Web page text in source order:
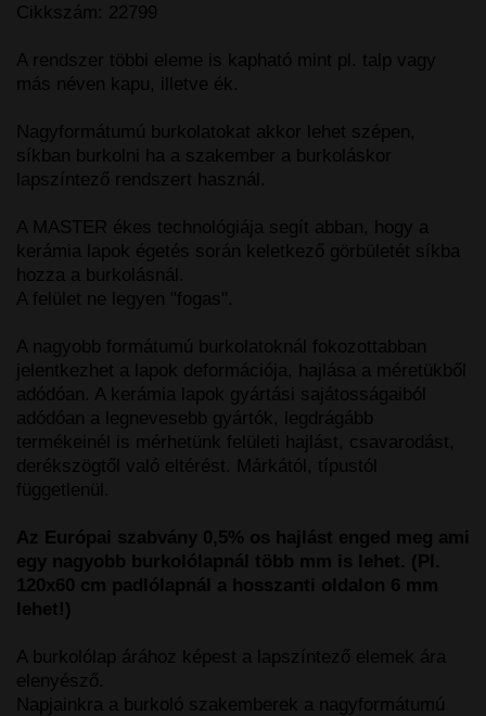
Cikkszám: 22799
A rendszer többi eleme is kapható mint pl. talp vagy
más néven kapu, illetve ék.
Nagyformátumú burkolatokat akkor lehet szépen,
síkban burkolni ha a szakember a burkoláskor
lapszíntező rendszert használ.
A MASTER ékes technológiája segít abban, hogy a
kerámia lapok égetés során keletkező görbületét síkba
hozza a burkolásnál.
A felület ne legyen "fogas".
A nagyobb formátumú burkolatoknál fokozottabban
jelentkezhet a lapok deformációja, hajlása a méretükből
adódóan. A kerámia lapok gyártási sajátosságaiból
adódóan a legnevesebb gyártók, legdrágább
termékeinél is mérhetünk felületi hajlást, csavarodást,
derékszögtől való eltérést. Márkától, típustól
függetlenül.
Az Európai szabvány 0,5% os hajlást enged meg ami
egy nagyobb burkolólapnál több mm is lehet. (Pl.
120x60 cm padlólapnál a hosszanti oldalon 6 mm
lehet!)
A burkolólap árához képest a lapszíntező elemek ára
elenyésző.
Napjainkra a burkoló szakemberek a nagyformátumú